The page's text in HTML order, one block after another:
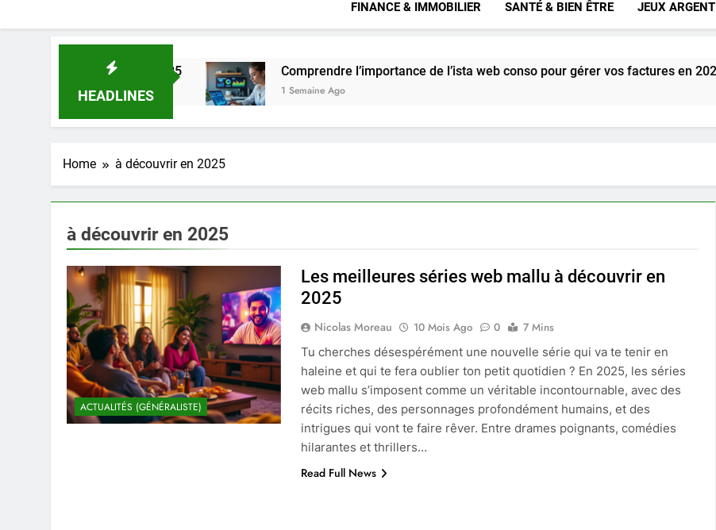
FINANCE & IMMOBILIER SANTÉ & BIEN ÊTRE JEUX ARGENT
HEADLINES
savoir en 2025 Comprendre l’importance de l’ista web conso pour gérer vos factures en 2025
1 Semaine Ago
Home à découvrir en 2025
à découvrir en 2025
ACTUALITÉS (GÉNÉRALISTE)
Les meilleures séries web mallu à découvrir en
2025
Nicolas Moreau 10 Mois Ago 0
7 Mins
Tu cherches désespérément une nouvelle série qui va te tenir en
haleine et qui te fera oublier ton petit quotidien ? En 2025, les séries
web mallu s’imposent comme un véritable incontournable, avec des
récits riches, des personnages profondément humains, et des
intrigues qui vont te faire rêver. Entre drames poignants, comédies
hilarantes et thrillers…
Read Full News